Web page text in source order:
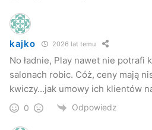
kajko 2026 lat temu
No ładnie, Play nawet nie potrafi
salonach robic. Cóż, ceny mają
kwiczy…jak umowy ich klientów
0 Odpowiedz